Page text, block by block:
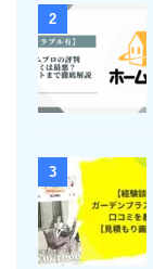
2
3